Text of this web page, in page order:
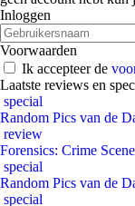
Inloggen
Voorwaarden
Ik accepteer de
Laatste reviews en
special
Random Pics van de
review
Forensics: Crime
special
Random Pics van de
special